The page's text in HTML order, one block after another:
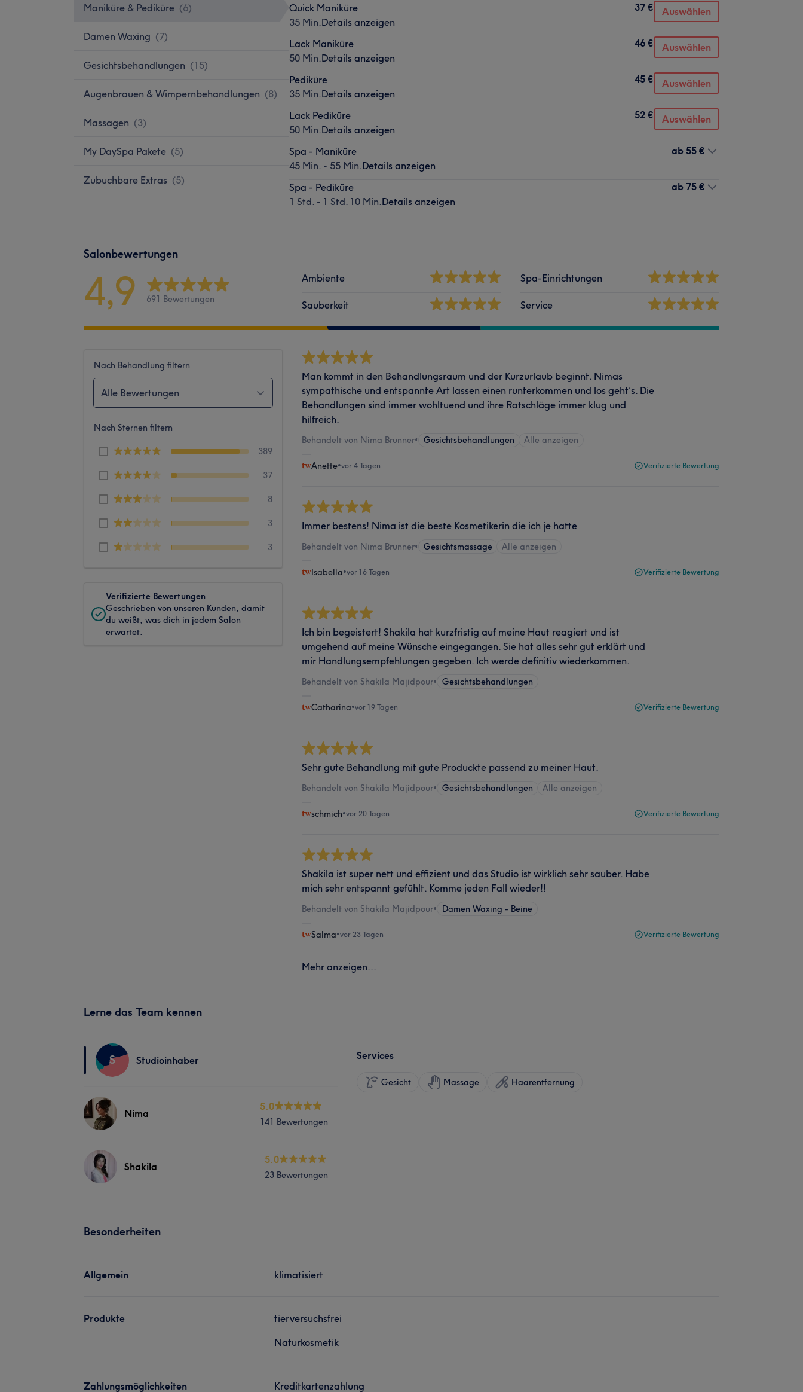
Maniküre & Pediküre (6)
Damen Waxing (7)
Gesichtsbehandlungen (15)
Augenbrauen & Wimpernbehandlungen (8)
Massagen (3)
My DaySpa Pakete (5)
Zubuchbare Extras (5)
Quick Maniküre
35 Min.Details anzeigen
37 € Auswählen
Lack Maniküre
50 Min.Details anzeigen
46 € Auswählen
Pediküre
35 Min.Details anzeigen
45 € Auswählen
Lack Pediküre
50 Min.Details anzeigen
52 € Auswählen
Spa - Maniküre
45 Min. - 55 Min.Details anzeigen
ab 55 €
Spa - Pediküre
1 Std. - 1 Std. 10 Min.Details anzeigen
ab 75 €
Salonbewertungen
4,9 691 Bewertungen
Ambiente
Sauberkeit
Spa-Einrichtungen
Service
Nach Behandlung filtern
Alle Bewertungen
Nach Sternen filtern
389
37
8
3
3
Verifizierte Bewertungen
Geschrieben von unseren Kunden, damit
du weißt, was dich in jedem Salon
erwartet.
Man kommt in den Behandlungsraum und der Kurzurlaub beginnt. Nimas
sympathische und entspannte Art lassen einen runterkommen und los geht’s. Die
Behandlungen sind immer wohltuend und ihre Ratschläge immer klug und
hilfreich.
Behandelt von Nima Brunner• Gesichtsbehandlungen Alle anzeigen
Anette•vor 4 Tagen Verifizierte Bewertung
Immer bestens! Nima ist die beste Kosmetikerin die ich je hatte
Behandelt von Nima Brunner• Gesichtsmassage Alle anzeigen
Isabella•vor 16 Tagen Verifizierte Bewertung
Ich bin begeistert! Shakila hat kurzfristig auf meine Haut reagiert und ist
umgehend auf meine Wünsche eingegangen. Sie hat alles sehr gut erklärt und
mir Handlungsempfehlungen gegeben. Ich werde definitiv wiederkommen.
Behandelt von Shakila Majidpour• Gesichtsbehandlungen
Catharina•vor 19 Tagen Verifizierte Bewertung
Sehr gute Behandlung mit gute Produckte passend zu meiner Haut.
Behandelt von Shakila Majidpour• Gesichtsbehandlungen Alle anzeigen
schmich•vor 20 Tagen Verifizierte Bewertung
Shakila ist super nett und effizient und das Studio ist wirklich sehr sauber. Habe
mich sehr entspannt gefühlt. Komme jeden Fall wieder!!
Behandelt von Shakila Majidpour• Damen Waxing - Beine
Salma•vor 23 Tagen Verifizierte Bewertung
Mehr anzeigen...
Lerne das Team kennen
S Studioinhaber
Nima
5.0
141 Bewertungen
Shakila
5.0
23 Bewertungen
Services
Gesicht Massage Haarentfernung
Besonderheiten
Allgemein klimatisiert
Produkte
tierversuchsfrei
Naturkosmetik
Zahlungsmöglichkeiten Kreditkartenzahlung